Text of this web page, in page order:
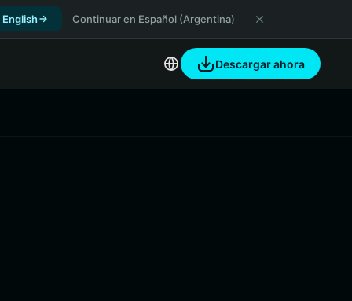
English Continuar en Español (Argentina)
Descargar ahora